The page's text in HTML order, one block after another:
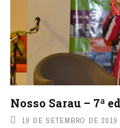
Nosso Sarau – 7ª
19 DE SETEMBRO DE 2019